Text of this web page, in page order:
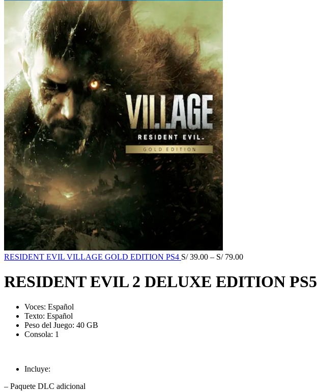
RESIDENT EVIL VILLAGE GOLD EDITION PS4 S/39.00 – S/79.00
RESIDENT EVIL 2 DELUXE EDITION PS5
Voces: Español
Texto: Español
Peso del Juego: 40 GB
Consola: 1
Incluye:
– Paquete DLC adicional